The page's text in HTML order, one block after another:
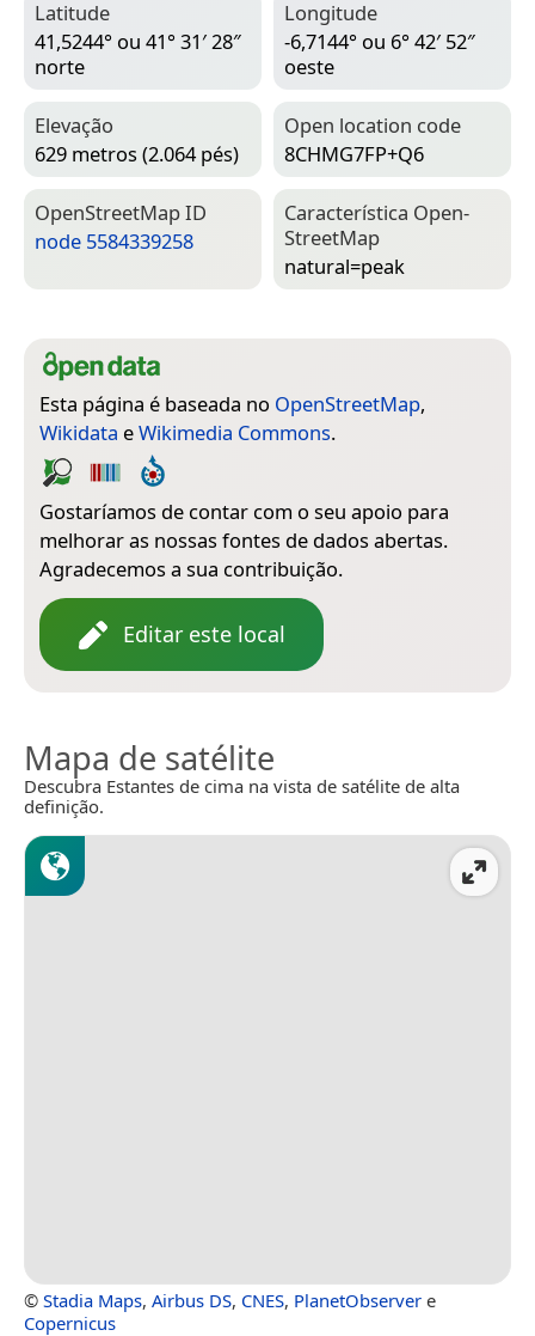
Latitude
41,5244° ou 41° 31′ 28″
norte
Longitude
-6,7144° ou 6° 42′ 52″
oeste
Elevação
629 metros (2.064 pés)
Open location code
8CHMG7FP+Q6
Open­Street­Map ID
node 5584339258
Característica Open­
Street­Map
natural=­peak
Esta página é baseada no OpenStreetMap,
Wikidata eWikimedia Commons.
Gostaríamos de contar com o seu apoio para
melhorar as nossas fontes de dados abertas.
Agradecemos a sua contribuição.
Editar este local
Mapa de satélite
Descubra Estantes de cima na vista de satélite de alta
definição.
© Stadia Maps, Airbus DS, CNES, PlanetObserver e
Copernicus